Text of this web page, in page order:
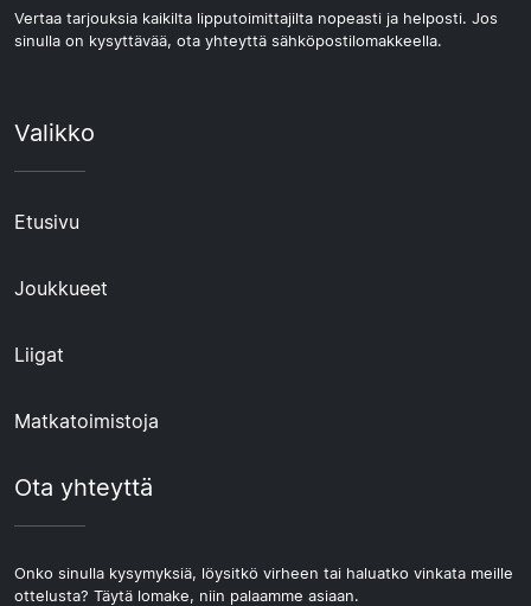
Vertaa tarjouksia kaikilta lipputoimittajilta nopeasti ja helposti. Jos
sinulla on kysyttävää, ota yhteyttä sähköpostilomakkeella.
Valikko
Etusivu
Joukkueet
Liigat
Matkatoimistoja
Ota yhteyttä
Onko sinulla kysymyksiä, löysitkö virheen tai haluatko vinkata meille
ottelusta? Täytä lomake, niin palaamme asiaan.